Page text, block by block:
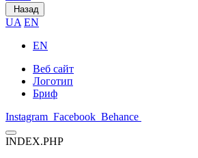
Назад
UA EN
EN
Веб сайт
Логотип
Бриф
Instagram Facebook Behance
INDEX.PHP